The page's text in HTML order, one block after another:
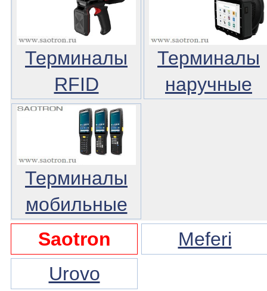
Терминалы
RFID
Терминалы
наручные
Терминалы
мобильные
Saotron
Meferi
Urovo